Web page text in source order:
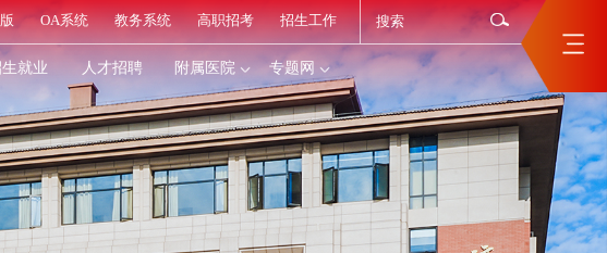
OA系统 教务系统 高职招考 招生工作
就业 人才招聘 附属医院 专题网